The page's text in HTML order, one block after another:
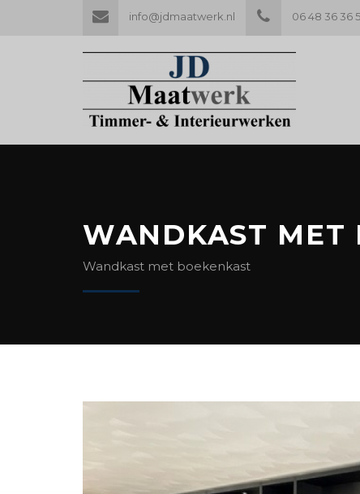
info@jdmaatwerk.nl 06 48 36 36
WANDKAST MET
Wandkast met boekenkast